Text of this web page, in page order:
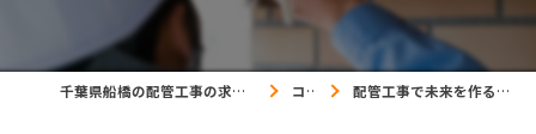
千葉県船橋の配管工事の求人なら株式会社ZENSHIN コラム 配管工事で未来を作る！夢のある仕事とは